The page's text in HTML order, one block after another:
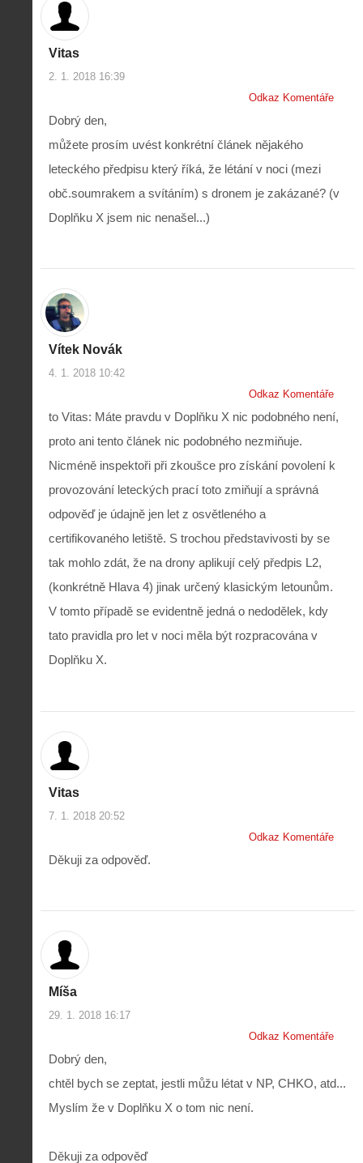
Vitas
2. 1. 2018 16:39
Odkaz Komentáře
Dobrý den,
můžete prosím uvést konkrétní článek nějakého
leteckého předpisu který říká, že létání v noci (mezi
obč.soumrakem a svítáním) s dronem je zakázané? (v
Doplňku X jsem nic nenašel...)
Vítek Novák
4. 1. 2018 10:42
Odkaz Komentáře
to Vitas: Máte pravdu v Doplňku X nic podobného není,
proto ani tento článek nic podobného nezmiňuje.
Nicméně inspektoři při zkoušce pro získání povolení k
provozování leteckých prací toto zmiňují a správná
odpověď je údajně jen let z osvětleného a
certifikovaného letiště. S trochou představivosti by se
tak mohlo zdát, že na drony aplikují celý předpis L2,
(konkrétně Hlava 4) jinak určený klasickým letounům.
V tomto případě se evidentně jedná o nedodělek, kdy
tato pravidla pro let v noci měla být rozpracována v
Doplňku X.
Vitas
7. 1. 2018 20:52
Odkaz Komentáře
Děkuji za odpověď.
Míša
29. 1. 2018 16:17
Odkaz Komentáře
Dobrý den,
chtěl bych se zeptat, jestli můžu létat v NP, CHKO, atd...
Myslím že v Doplňku X o tom nic není.
Děkuji za odpověď